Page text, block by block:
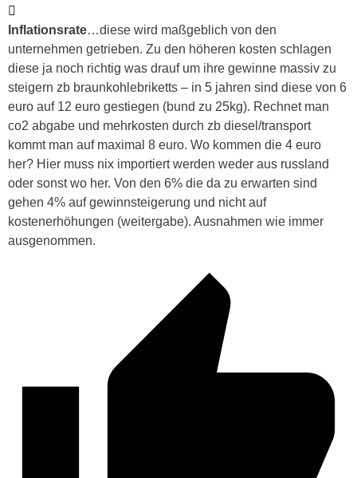
Inflationsrate…diese wird maßgeblich von den
unternehmen getrieben. Zu den höheren kosten schlagen
diese ja noch richtig was drauf um ihre gewinne massiv zu
steigern zb braunkohlebriketts – in 5 jahren sind diese von 6
euro auf 12 euro gestiegen (bund zu 25kg). Rechnet man
co2 abgabe und mehrkosten durch zb diesel/transport
kommt man auf maximal 8 euro. Wo kommen die 4 euro
her? Hier muss nix importiert werden weder aus russland
oder sonst wo her. Von den 6% die da zu erwarten sind
gehen 4% auf gewinnsteigerung und nicht auf
kostenerhöhungen (weitergabe). Ausnahmen wie immer
ausgenommen.